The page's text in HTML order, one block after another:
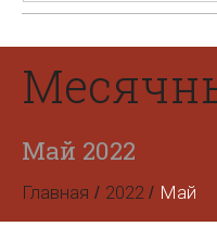
Май 2022
Главная 2022 Май